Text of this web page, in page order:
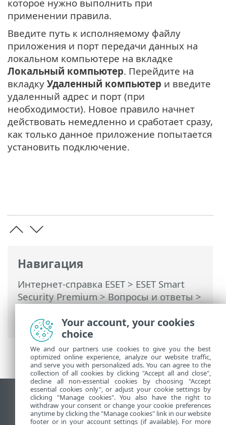
Навигация
Интернет-справка ESET> ESET Smart
Security Premium>Вопросы и ответы>
определенному приложению
которое нужно выполнить при
применении правила.
Введите путь к исполняемому файлу
приложения и порт передачи данных на
локальном компьютере на вкладке
Локальный компьютер. Перейдите на
вкладку Удаленный компьютер и введите
удаленный адрес и порт (при
необходимости). Новое правило начнет
действовать немедленно и сработает сразу,
как только данное приложение попытается
установить подключение.
Использовать сайт для ПК
End of Life
Your account, your cookies
choice
We and our partners use cookies to give you the best
optimized online experience, analyze our website traffic,
and serve you with personalized ads. You can agree to the
collection of all cookies by clicking "Accept all and close",
decline all non-essential cookies by choosing "Accept
essential cookies only", or adjust your cookie settings by
clicking "Manage cookies". You also have the right to
withdraw your consent or change your cookie preferences
anytime by clicking the "Manage cookies" link in our website
footer or in your account settings (if available). For more